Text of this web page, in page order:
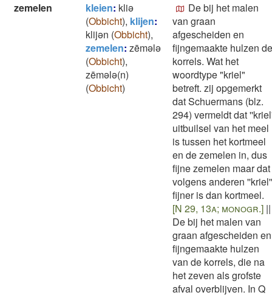
zemelen
kleien: kliǝ
(Obbicht), klijen:
klijǝn (Obbicht),
zemelen: zēmǝlǝ
(Obbicht),
zēmǝlǝ(n)
(Obbicht)
De bij het malen
van graan
afgescheiden en
fijngemaakte hulzen
korrels. Wat het
woordtype "kriel"
betreft. zij opgemerkt
dat Schuermans (blz.
294) vermeldt dat
uitbuilsel van het meel
is tussen het kortmeel
en de zemelen in, dus
fijne zemelen maar dat
volgens anderen ''kriel''
fijner is dan kortmeel.
[N 29, 13a; monogr.] ||
De bij het malen van
graan afgescheiden en
fijngemaakte hulzen
van de korrels, die na
het zeven als grofste
afval overblijven. In Q